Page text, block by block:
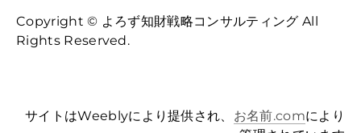
Copyright © よろず知財戦略コンサルティング All
Rights Reserved.
サイトはWeeblyにより提供され、 お名前.comにより